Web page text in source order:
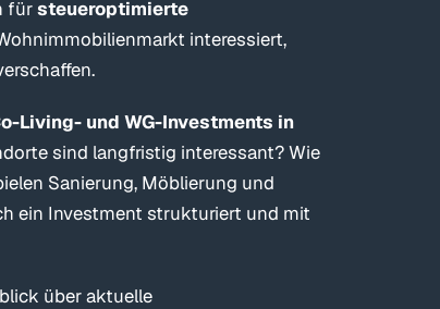
fürsteueroptimierte
interessiert,
Living- und WG-Investments in
sind langfristig interessant? Wie
Sanierung, Möblierung und
ein Investment strukturiert und mit
über aktuelle